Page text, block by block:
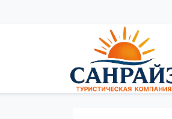
Перейти к основному содержанию